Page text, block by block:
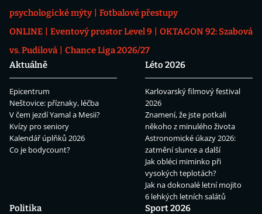
psychologické mýty
Fotbalové přestupy
ONLINE
Eventový prostor Level 9
OKTAGON 92: Szabová
vs. Pudilová
Chance Liga 2026/27
Aktuálně
Epicentrum
Neštovice: příznaky, léčba
V čem jezdí Yamal a Mesii?
Kvízy pro seniory
Kalendář úplňků 2026
Co je bodycount?
Léto 2026
Karlovarský filmový festival
2026
Znamení, že jste potkali
někoho z minulého života
Astronomické úkazy 2026:
zatmění slunce a další
Jak obléci miminko při
vysokých teplotách?
Jak na dokonalé letní mojito
6 lehkých letních salátů
Politika
Sport 2026